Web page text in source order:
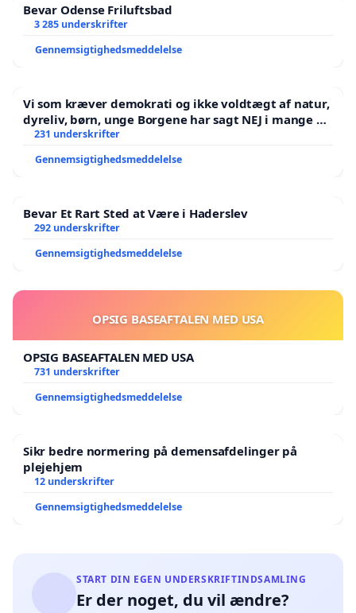
Bevar Odense Friluftsbad
3 285 underskrifter
Gennemsigtighedsmeddelelse
Vi som kræver demokrati og ikke voldtægt af natur,
dyreliv, børn, unge Borgene har sagt NEJ i mange år.
Der er
231 underskrifter
Gennemsigtighedsmeddelelse
Bevar Et Rart Sted at Være i Haderslev
292 underskrifter
Gennemsigtighedsmeddelelse
OPSIG BASEAFTALEN MED USA
OPSIG BASEAFTALEN MED USA
731 underskrifter
Gennemsigtighedsmeddelelse
Sikr bedre normering på demensafdelinger på
plejehjem
12 underskrifter
Gennemsigtighedsmeddelelse
START DIN EGEN UNDERSKRIFTINDSAMLING
Er der noget, du vil ændre?